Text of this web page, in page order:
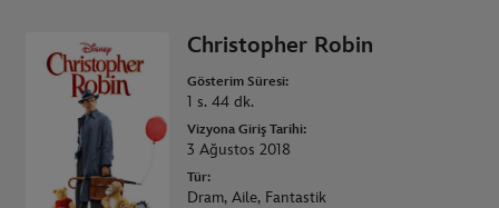
Christopher Robin
Gösterim Süresi:
1 s. 44 dk.
Vizyona Giriş Tarihi:
3 Ağustos 2018
Tür:
Dram, Aile, Fantastik